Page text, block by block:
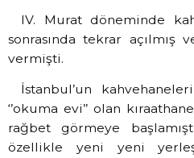
IV. Murat döneminde
sonrasında tekrar açılmış
vermişti.
İstanbul’un
‘’okuma evi’’ olan
rağbet görmeye
özellikle yeni yeni